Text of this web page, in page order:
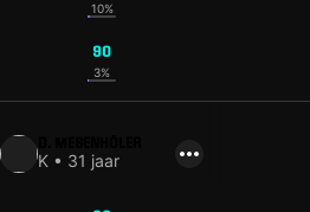
10%
90
3%
K • 31 jaar